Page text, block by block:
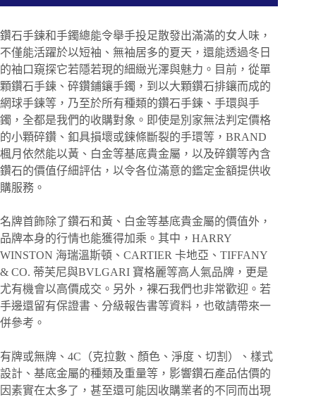
鑽石手鍊和手鐲總能令舉手投足散發出滿滿的女人味，
不僅能活躍於以短袖、無袖居多的夏天，還能透過冬日
的袖口窺探它若隱若現的細緻光澤與魅力。目前，從單
顆鑽石手鍊、碎鑽鋪鑲手鐲，到以大顆鑽石排鑲而成的
網球手鍊等，乃至於所有種類的鑽石手鍊、手環與手
鐲，全都是我們的收購對象。即使是別家無法判定價格
的小顆碎鑽、釦具損壞或鍊條斷裂的手環等，BRAND
楓月依然能以黃、白金等基底貴金屬，以及碎鑽等內含
鑽石的價值仔細評估，以令各位滿意的鑑定金額提供收
購服務。
名牌首飾除了鑽石和黃、白金等基底貴金屬的價值外，
品牌本身的行情也能獲得加乘。其中，HARRY
WINSTON 海瑞溫斯頓、CARTIER 卡地亞、TIFFANY
& CO. 蒂芙尼與BVLGARI 寶格麗等高人氣品牌，更是
尤有機會以高價成交。另外，裸石我們也非常歡迎。若
手邊還留有保證書、分級報告書等資料，也敬請帶來一
併參考。
有牌或無牌、4C（克拉數、顏色、淨度、切割）、樣式
設計、基底金屬的種類及重量等，影響鑽石產品估價的
因素實在太多了，甚至還可能因收購業者的不同而出現